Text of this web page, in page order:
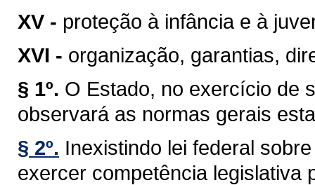
XV - proteção à infância e à
XVI - organização, garantias,
§ 1º. O Estado, no exercício de
observará as normas gerais
§ 2º. Inexistindo lei federal
exercer competência legislativa